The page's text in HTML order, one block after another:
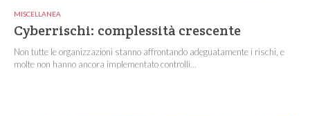
MISCELLANEA
Cyberrischi: complessità crescente
Non tutte le organizzazioni stanno affrontando adeguatamente i rischi, e
molte non hanno ancora implementato controlli...